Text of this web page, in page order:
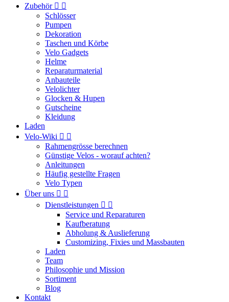
Zubehör  
Schlösser
Pumpen
Dekoration
Taschen und Körbe
Velo Gadgets
Helme
Reparaturmaterial
Anbauteile
Velolichter
Glocken & Hupen
Gutscheine
Kleidung
Laden
Velo-Wiki  
Rahmengrösse berechnen
Günstige Velos - worauf achten?
Anleitungen
Häufig gestellte Fragen
Velo Typen
Über uns  
Dienstleistungen  
Service und Reparaturen
Kaufberatung
Abholung & Auslieferung
Customizing, Fixies und Massbauten
Laden
Team
Philosophie und Mission
Sortiment
Blog
Kontakt